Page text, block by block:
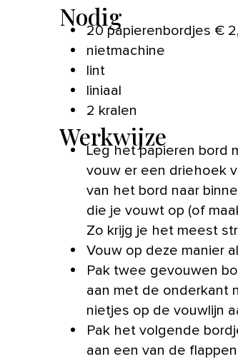
Nodig
20 papierenbordjes €
nietmachine
lint
liniaal
2 kralen
Werkwijze
Leg het papieren bord
vouw er een driehoek
van het bord naar
die je vouwt op (of
Zo krijg je het meest
Vouw op deze manier
Pak twee gevouwen
aan met de onderkant
nietjes op de vouwlijn
Pak het volgende
aan een van de